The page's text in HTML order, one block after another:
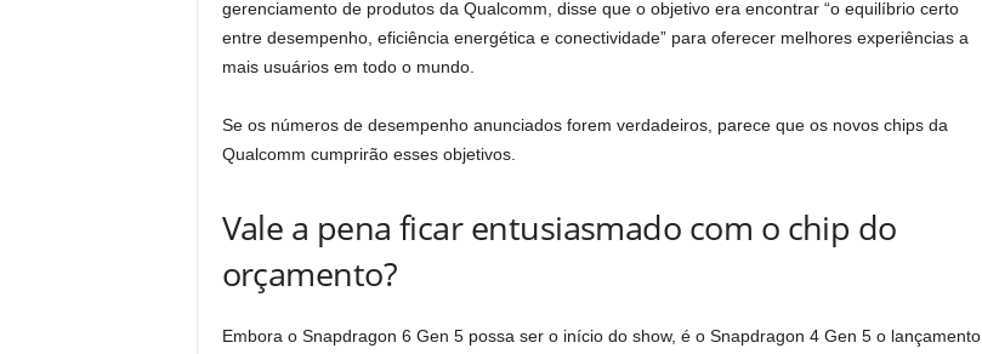
gerenciamento de produtos da Qualcomm, disse que o objetivo era encontrar “o equilíbrio certo
entre desempenho, eficiência energética e conectividade” para oferecer melhores experiências a
mais usuários em todo o mundo.
Se os números de desempenho anunciados forem verdadeiros, parece que os novos chips da
Qualcomm cumprirão esses objetivos.
Vale a pena ficar entusiasmado com o chip do
orçamento?
Embora o Snapdragon 6 Gen 5 possa ser o início do show, é o Snapdragon 4 Gen 5 o lançamento